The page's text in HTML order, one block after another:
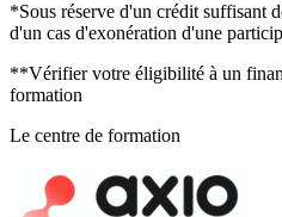
*Sous réserve d'un crédit suffisant
d'un cas d'exonération d'une
**Vérifier votre éligibilité à un
formation
Le centre de formation